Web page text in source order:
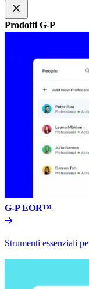
Prodotti G-P​​
G-P EOR™​​
Strumenti essenziali